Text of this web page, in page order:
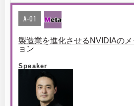
A-01
製造業を進化させるNVIDIAの
ョン
Speaker